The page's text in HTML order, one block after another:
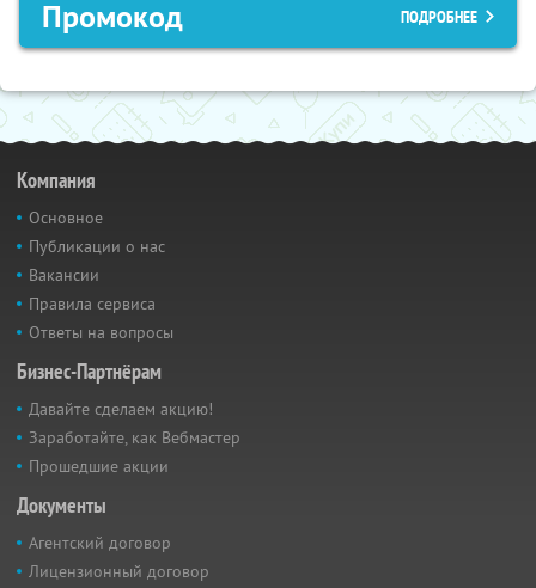
Промокод ПОДРОБНЕЕ
Компания
Основное
Публикации о нас
Вакансии
Правила сервиса
Ответы на вопросы
Бизнес-Партнёрам
Давайте сделаем акцию!
Заработайте, как Вебмастер
Прошедшие акции
Документы
Агентский договор
Лицензионный договор